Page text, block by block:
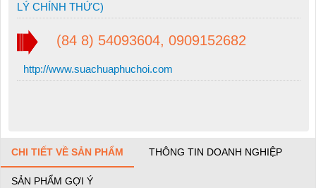
LÝ CHÍNH THỨC)
(84 8) 54093604, 0909152682
http://www.suachuaphuchoi.com
CHI TIẾT VỀ SẢN PHẨM THÔNG TIN DOANH NGHIỆP
SẢN PHẨM GỢI Ý